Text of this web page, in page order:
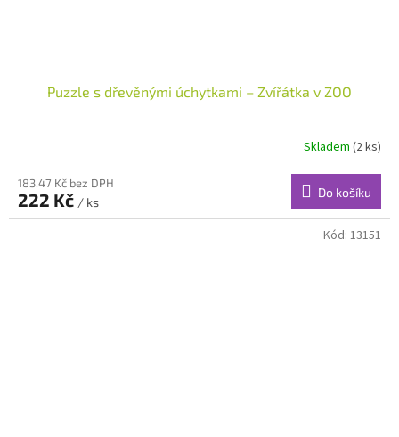
Puzzle s dřevěnými úchytkami – Zvířátka v ZOO
Skladem (2 ks)
183,47 Kč bez DPH
222 Kč / ks
Do košíku
Kód: 13151